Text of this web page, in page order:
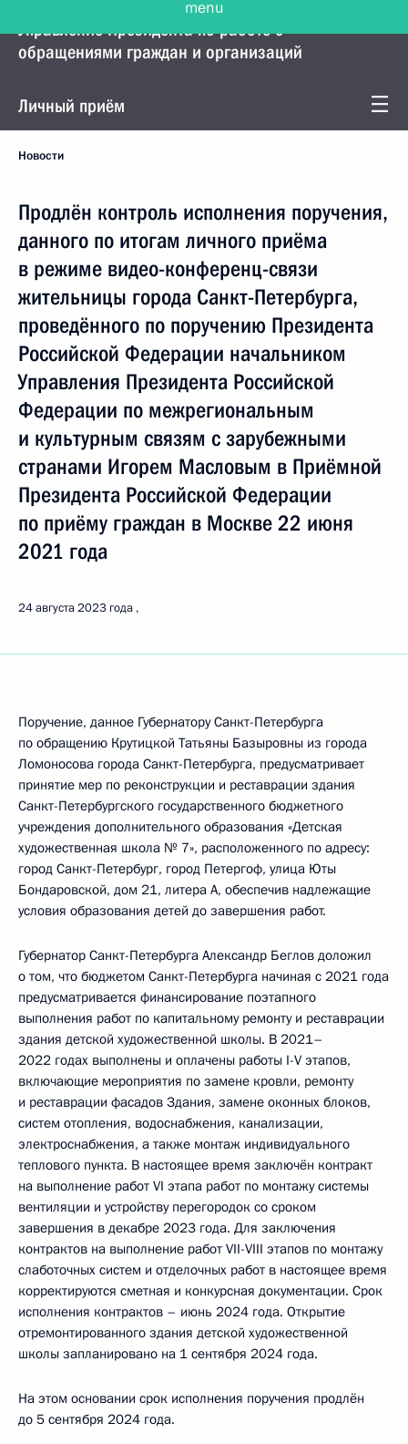
Управление Президента по работе с
обращениями граждан и организаций
Личный приём
Новости
Продлён контроль исполнения поручения,
данного по итогам личного приёма
в режиме видео-конференц-связи
жительницы города Санкт-Петербурга,
проведённого по поручению Президента
Российской Федерации начальником
Управления Президента Российской
Федерации по межрегиональным
и культурным связям с зарубежными
странами Игорем Масловым в Приёмной
Президента Российской Федерации
по приёму граждан в Москве 22 июня
2021 года
24 августа 2023 года
Поручение, данное Губернатору Санкт-Петербурга
по обращению Крутицкой Татьяны Базыровны из города
Ломоносова города Санкт-Петербурга, предусматривает
принятие мер по реконструкции и реставрации здания
Санкт-Петербургского государственного бюджетного
учреждения дополнительного образования «Детская
художественная школа № 7», расположенного по адресу:
город Санкт-Петербург, город Петергоф, улица Юты
Бондаровской, дом 21, литера А, обеспечив надлежащие
условия образования детей до завершения работ.
Губернатор Санкт-Петербурга Александр Беглов доложил
о том, что бюджетом Санкт-Петербурга начиная с 2021 года
предусматривается финансирование поэтапного
выполнения работ по капитальному ремонту и реставрации
здания детской художественной школы. В 2021–
2022 годах выполнены и оплачены работы I-V этапов,
включающие мероприятия по замене кровли, ремонту
и реставрации фасадов Здания, замене оконных блоков,
систем отопления, водоснабжения, канализации,
электроснабжения, а также монтаж индивидуального
теплового пункта. В настоящее время заключён контракт
на выполнение работ VI этапа работ по монтажу системы
вентиляции и устройству перегородок со сроком
завершения в декабре 2023 года. Для заключения
контрактов на выполнение работ VII-VIII этапов по монтажу
слаботочных систем и отделочных работ в настоящее время
корректируются сметная и конкурсная документации. Срок
исполнения контрактов – июнь 2024 года. Открытие
отремонтированного здания детской художественной
школы запланировано на 1 сентября 2024 года.
На этом основании срок исполнения поручения продлён
до 5 сентября 2024 года.